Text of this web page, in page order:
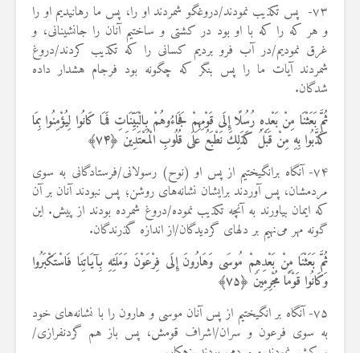
۷۳- پس تکذیب نمودند/دروغگو شمردند او را، پس ما رهانیدیم او را
و هر که را که با او بود در کشتی و ساختیم آنان را جانشینانی، و
غرق نمودیم/در آب فرو بردیم کسانی را که تکذیب کردند/دروغ
شمردند آیات ما را پس بنگر که چگونه بود فرجام هشدار داده
شدگان.
ثُمَّ بَعَثْنَا مِنْ بَعْدِهِ رُسُلًا إِلَى قَوْمِهِمْ فَجَاءُوهُمْ بِالْبَيِّنَاتِ فَمَا كَانُوا لِيُؤْمِنُوا بِمَا
كَذَّبُوا بِهِ مِنْ قَبْلُ كَذَلِكَ نَطْبَعُ عَلَى قُلُوبِ الْمُعْتَدِينَ ﴿۷۴﴾
۷۴- آنگاه برانگیختیم از پس او (نوح) رسولانی/فرستادگانی به سوی
مردمشان، پس آوردند برایشان نشانه‌های روشن؛ پس نبودند آنان بر آن
که ایمان بیاورند به آنچه تکذیب نموده/دروغ شمرده بودند از پیش. این
گونه مهر می‌نهیم بر دلهای گردیدگان/از اندازه گذرندگان.
ثُمَّ بَعَثْنَا مِنْ بَعْدِهِمْ مُوسَى وَهَارُونَ إِلَى فِرْعَوْنَ وَمَلَئِهِ بِآيَاتِنَا فَاسْتَكْبَرُوا
وَكَانُوا قَوْمًا مُجْرِمِينَ ﴿۷۵﴾
۷۵- آنگاه بر انگیختیم از پس آنان موسی و هارون را با نشانه‌های خود
به سوی فرعون و سران/اشراف قومش، پس باز هم گردنفرازی/